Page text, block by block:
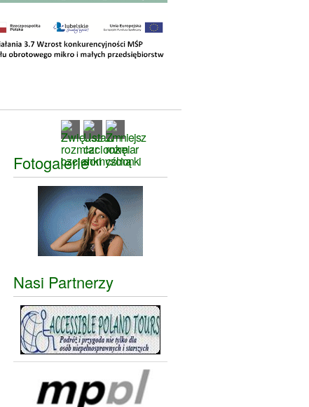
Fotogalerie
Nasi Partnerzy